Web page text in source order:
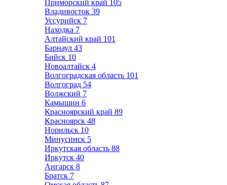
Приморский край 105
Владивосток 39
Уссурийск 7
Находка 7
Алтайский край 101
Барнаул 43
Бийск 10
Новоалтайск 4
Волгоградская область 101
Волгоград 54
Волжский 7
Камышин 6
Красноярский край 89
Красноярск 48
Норильск 10
Минусинск 5
Иркутская область 88
Иркутск 40
Ангарск 8
Братск 7